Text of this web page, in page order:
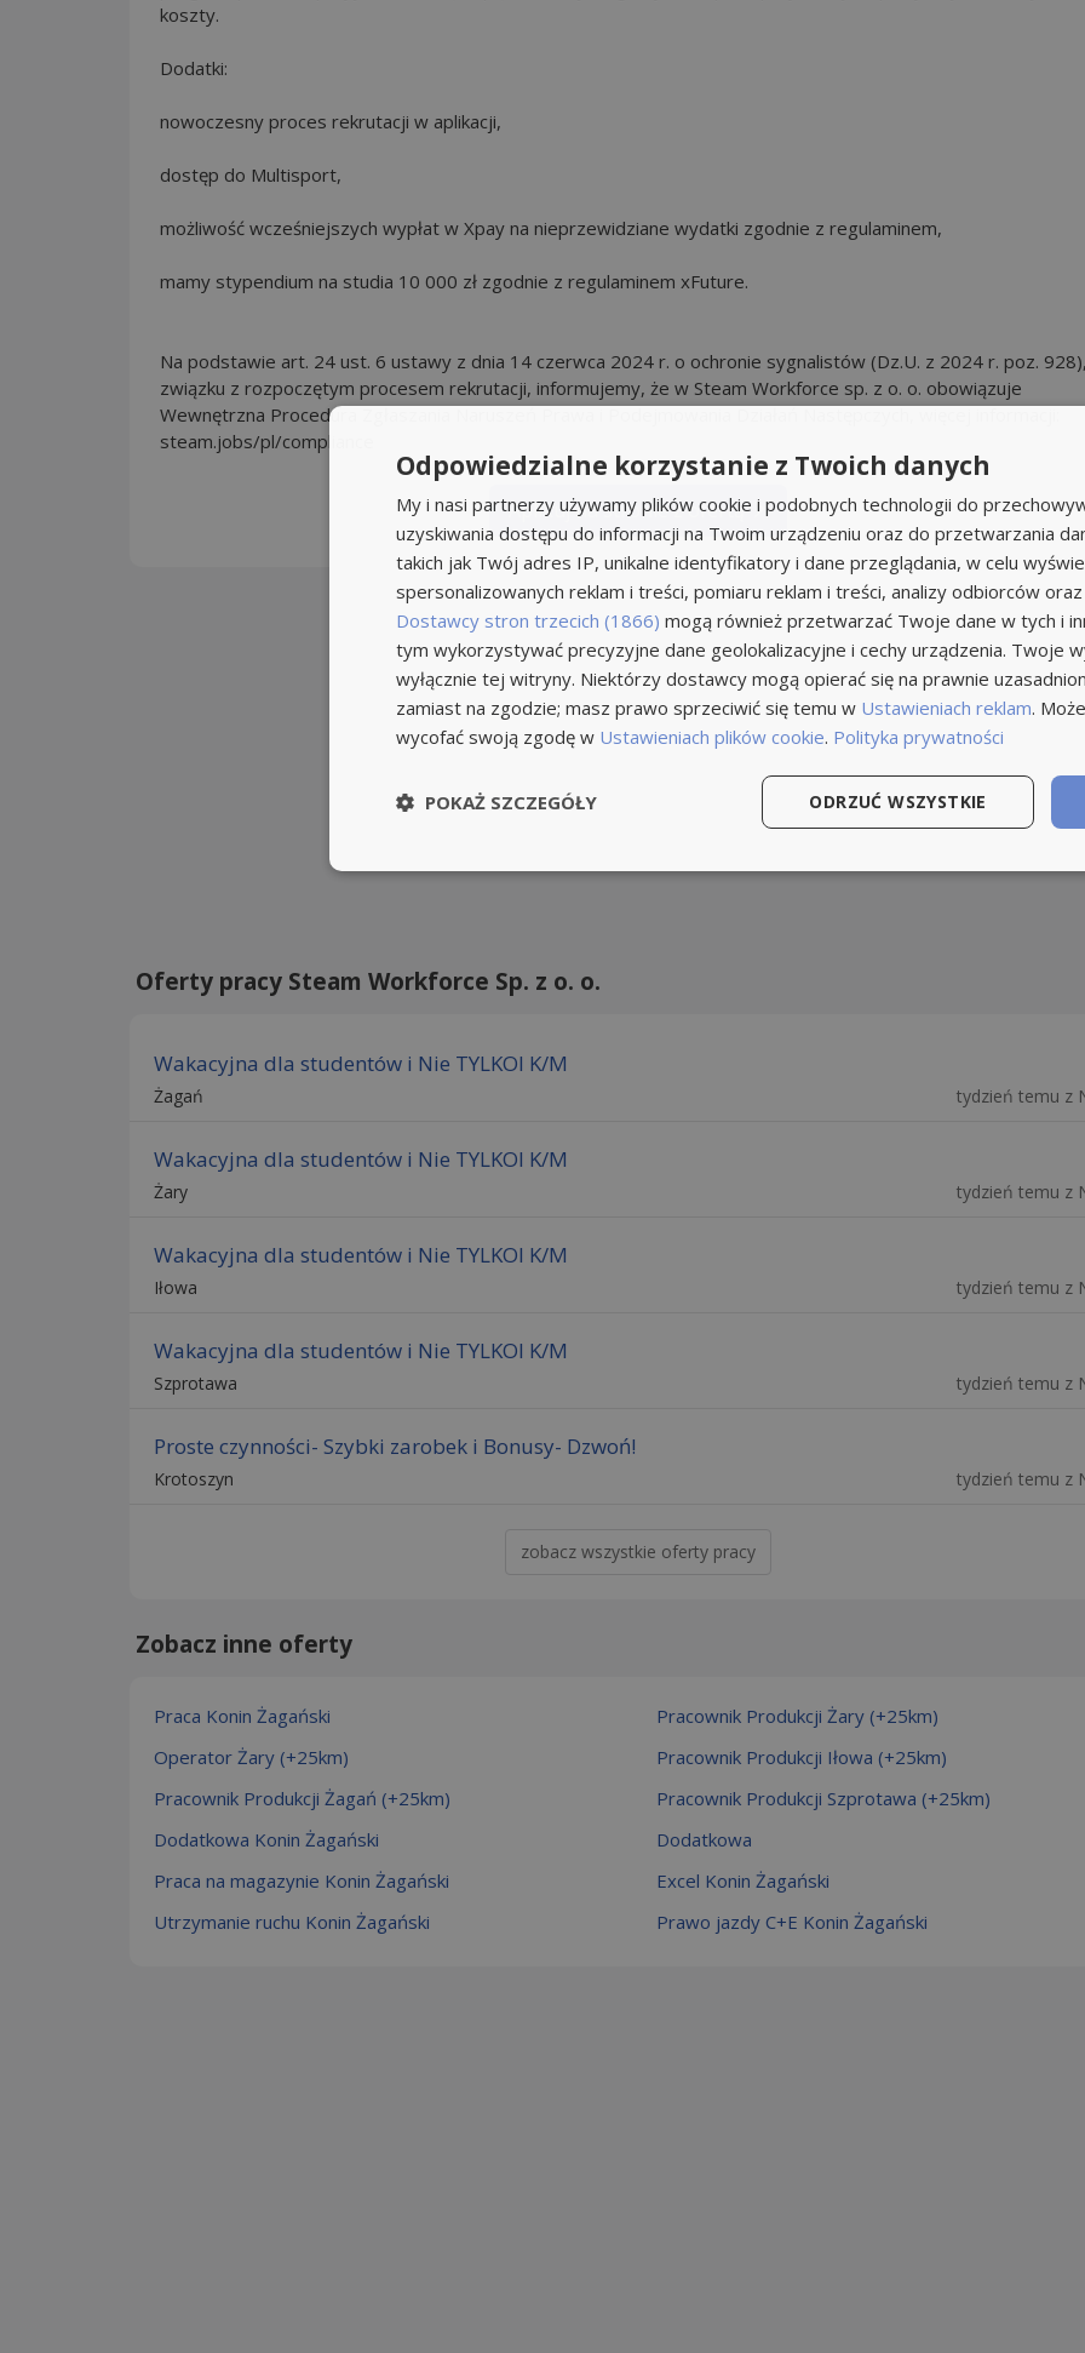
koszty.
Dodatki:
nowoczesny proces rekrutacji w aplikacji,
dostęp do Multisport,
możliwość wcześniejszych wypłat w Xpay na nieprzewidziane wydatki zgodnie z regulaminem,
mamy stypendium na studia 10 000 zł zgodnie z regulaminem xFuture.
Na podstawie art. 24 ust. 6 ustawy z dnia 14 czerwca 2024 r. o ochronie sygnalistów (Dz.U. z 2024 r. poz.
związku z rozpoczętym procesem rekrutacji, informujemy, że w Steam Workforce sp. z o. o. obowiązuje
Wewnętrzna Procedura Zgłaszania Naruszeń Prawa i Podejmowania Działań Następczych, więcej informacji:
steam.jobs/pl/compliance
Aplikuj na stronie z ofertą
Oferty pracy Steam Workforce Sp. z o. o.
Wakacyjna dla studentów i Nie TYLKOI K/M
Żagań tydzień temu z
Wakacyjna dla studentów i Nie TYLKOI K/M
Żary tydzień temu z
Wakacyjna dla studentów i Nie TYLKOI K/M
Iłowa tydzień temu z
Wakacyjna dla studentów i Nie TYLKOI K/M
Szprotawa tydzień temu z
Proste czynności- Szybki zarobek i Bonusy- Dzwoń!
Krotoszyn tydzień temu z
zobacz wszystkie oferty pracy
Zobacz inne oferty
Praca Konin Żagański
Pracownik Produkcji Żary (+25km)
Operator Żary (+25km)
Pracownik Produkcji Iłowa (+25km)
Pracownik Produkcji Żagań (+25km)
Pracownik Produkcji Szprotawa (+25km)
Dodatkowa Konin Żagański
Dodatkowa
Praca na magazynie Konin Żagański
Excel Konin Żagański
Utrzymanie ruchu Konin Żagański
Prawo jazdy C+E Konin Żagański
Odpowiedzialne korzystanie z Twoich danych
My i nasi partnerzy używamy plików cookie i podobnych technologii do
uzyskiwania dostępu do informacji na Twoim urządzeniu oraz do przetwarzania
takich jak Twój adres IP, unikalne identyfikatory i dane przeglądania, w celu
spersonalizowanych reklam i treści, pomiaru reklam i treści, analizy odbiorców oraz
Dostawcy stron trzecich (1866) mogą również przetwarzać Twoje dane w tych i
tym wykorzystywać precyzyjne dane geolokalizacyjne i cechy urządzenia. Twoje
wyłącznie tej witryny. Niektórzy dostawcy mogą opierać się na prawnie
zamiast na zgodzie; masz prawo sprzeciwić się temu w Ustawieniach reklam.
wycofać swoją zgodę w Ustawieniach plików cookie. Polityka prywatności
ODRZUĆ WSZYSTKIE
POKAŻ SZCZEGÓŁY